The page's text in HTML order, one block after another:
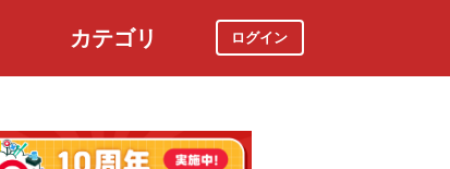
カテゴリ ログイン